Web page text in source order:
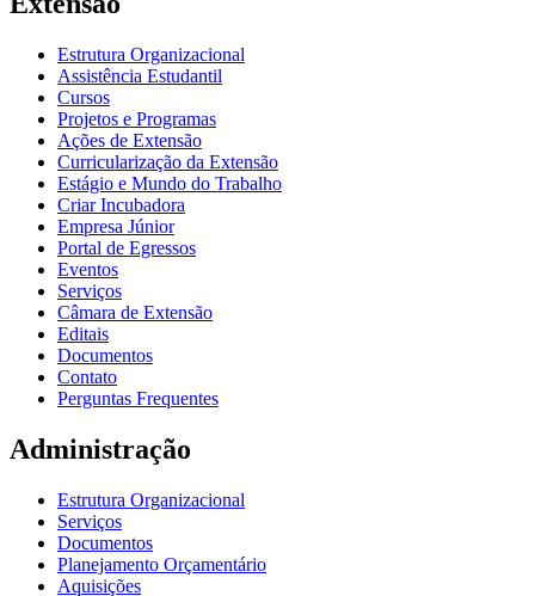
Estrutura Organizacional
Assistência Estudantil
Cursos
Projetos e Programas
Ações de Extensão
Curricularização da Extensão
Estágio e Mundo do Trabalho
Criar Incubadora
Empresa Júnior
Portal de Egressos
Eventos
Serviços
Câmara de Extensão
Editais
Documentos
Contato
Perguntas Frequentes
Administração
Estrutura Organizacional
Serviços
Documentos
Planejamento Orçamentário
Aquisições